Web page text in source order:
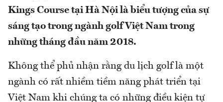
Kings Course tại Hà Nội là biểu tượng của sự
sáng tạo trong ngành golf Việt Nam trong
những tháng đầu năm 2018.
Không thể phủ nhận rằng du lịch golf là một
ngành có rất nhiềm tiềm năng phát triển tại
Việt Nam khi chúng ta có những điều kiện tự